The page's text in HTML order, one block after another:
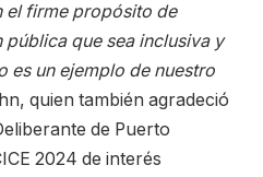
el firme propósito de
que sea inclusiva y
es un ejemplo de nuestro
quien también agradeció
de Puerto
2024 de interés